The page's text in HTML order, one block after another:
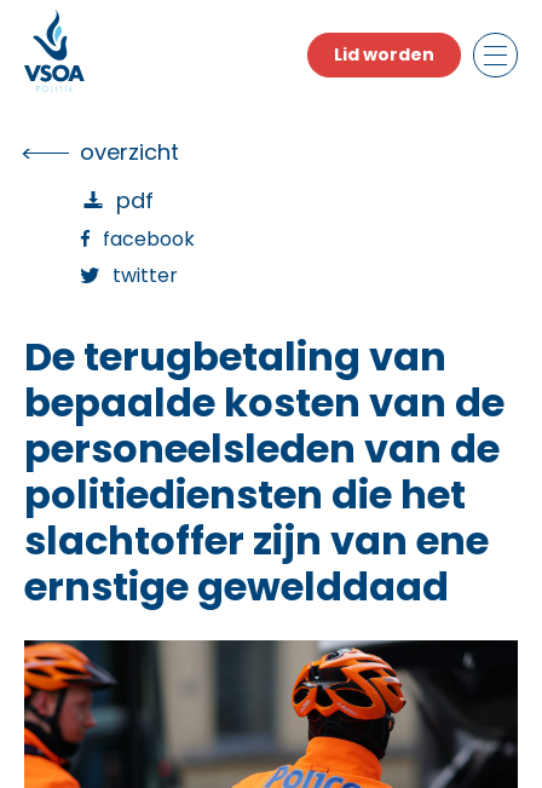
the
content
Lid worden
overzicht
pdf
facebook
twitter
De terugbetaling van
bepaalde kosten van de
personeelsleden van de
politiediensten die het
slachtoffer zijn van ene
ernstige gewelddaad